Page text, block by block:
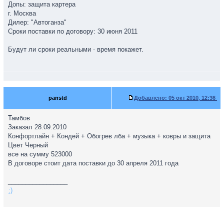
Допы: защита картера
г. Москва
Дилер: "Автоганза"
Сроки поставки по договору: 30 июня 2011
Будут ли сроки реальными - время покажет.
panstd Добавлено: 05 окт 2010, 12:36
Тамбов
Заказал 28.09.2010
Конфортлайн + Кондей + Обогрев лба + музыка + ковры и защита
Цвет Черный
все на сумму 523000
В договоре стоит дата поставки до 30 апреля 2011 года
:)